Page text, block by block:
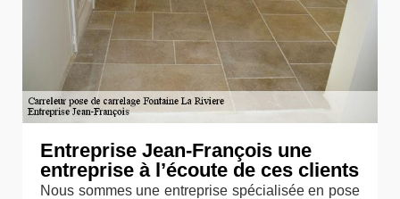
Entreprise Jean-François une
entreprise à l’écoute de ces clients
Nous sommes une entreprise spécialisée en pose